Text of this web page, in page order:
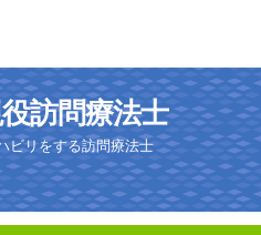
訪問療法士
ビリをする訪問療法士